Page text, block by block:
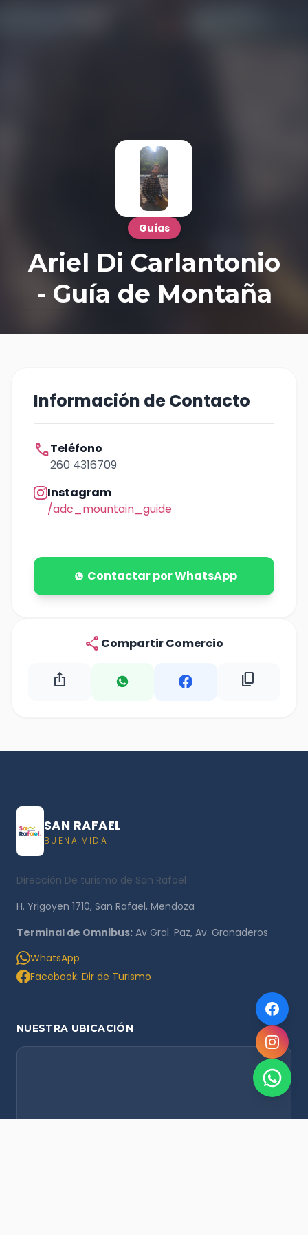
Guías
Ariel Di Carlantonio
- Guía de Montaña
Información de Contacto
callTeléfono
260 4316709
Instagram
/adc_mountain_guide
Contactar por WhatsApp
share Compartir Comercio
ios_share content_copy
SAN RAFAEL
BUENA VIDA
Dirección De turismo de San Rafael
H. Yrigoyen 1710, San Rafael, Mendoza
Terminal de Omnibus: Av Gral. Paz, Av. Granaderos
WhatsApp
Facebook: Dir de Turismo
NUESTRA UBICACIÓN